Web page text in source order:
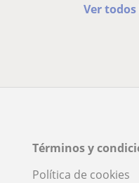
Ver
Términos y
Política de cookies